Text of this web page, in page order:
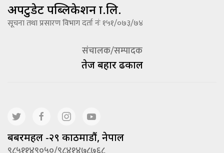
अपटुडेट पब्लिकेशन प्रा.लि.
सूचना तथा प्रसारण विभाग दर्ता नंः १५१/०७३/७४
संचालक/सम्पादक
तेज बहादूर ढकाल
बबरमहल -२९ काठमाडौं, नेपाल